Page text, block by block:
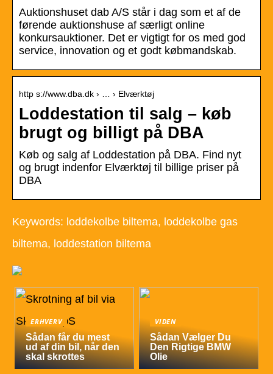
Auktionshuset dab A/S står i dag som et af de
førende auktionshuse af særligt online
konkursauktioner. Det er vigtigt for os med god
service, innovation og et godt købmandskab.
http s://www.dba.dk › … › Elværktøj
Loddestation til salg – køb
brugt og billigt på DBA
Køb og salg af Loddestation på DBA. Find nyt
og brugt indenfor Elværktøj til billige priser på
DBA
Keywords: loddekolbe biltema, loddekolbe gas
biltema, loddestation biltema
ERHVERV
Sådan får du mest
ud af din bil, når den
skal skrottes
VIDEN
Sådan Vælger Du
Den Rigtige BMW
Olie